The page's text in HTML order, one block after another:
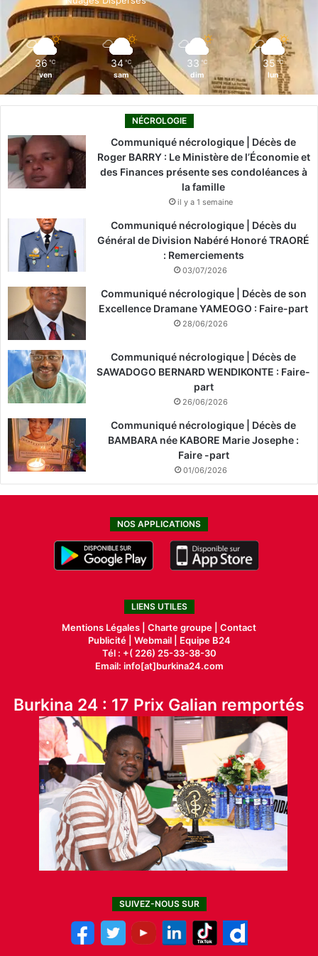
k
n
36 ℃
ven
34 ℃
sam
33 ℃
dim
35 ℃
lun
NÉCROLOGIE
Communiqué nécrologique | Décès de
Roger BARRY : Le Ministère de l’Économie et
des Finances présente ses condoléances à
la famille
il y a 1 semaine
Communiqué nécrologique | Décès du
Général de Division Nabéré Honoré TRAORÉ
: Remerciements
03/07/2026
Communiqué nécrologique | Décès de son
Excellence Dramane YAMEOGO : Faire-part
28/06/2026
Communiqué nécrologique | Décès de
SAWADOGO BERNARD WENDIKONTE : Faire-
part
26/06/2026
Communiqué nécrologique | Décès de
BAMBARA née KABORE Marie Josephe :
Faire -part
01/06/2026
NOS APPLICATIONS
LIENS UTILES
Mentions Légales | Charte groupe | Contact
Publicité| Webmail |
Equipe B24
Tél : +( 226) 25-33-38-30
Email: info[at]burkina24.com
Burkina 24 : 17 Prix Galian remportés
SUIVEZ-NOUS SUR